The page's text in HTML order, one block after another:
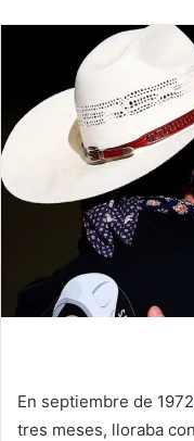
En septiembre de
tres meses, lloraba